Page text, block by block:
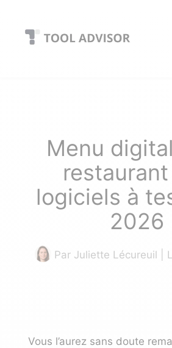
content
Menu
restaurant
logiciels à
2026
Par Juliette Lécureuil |
Vous l’aurez sans doute